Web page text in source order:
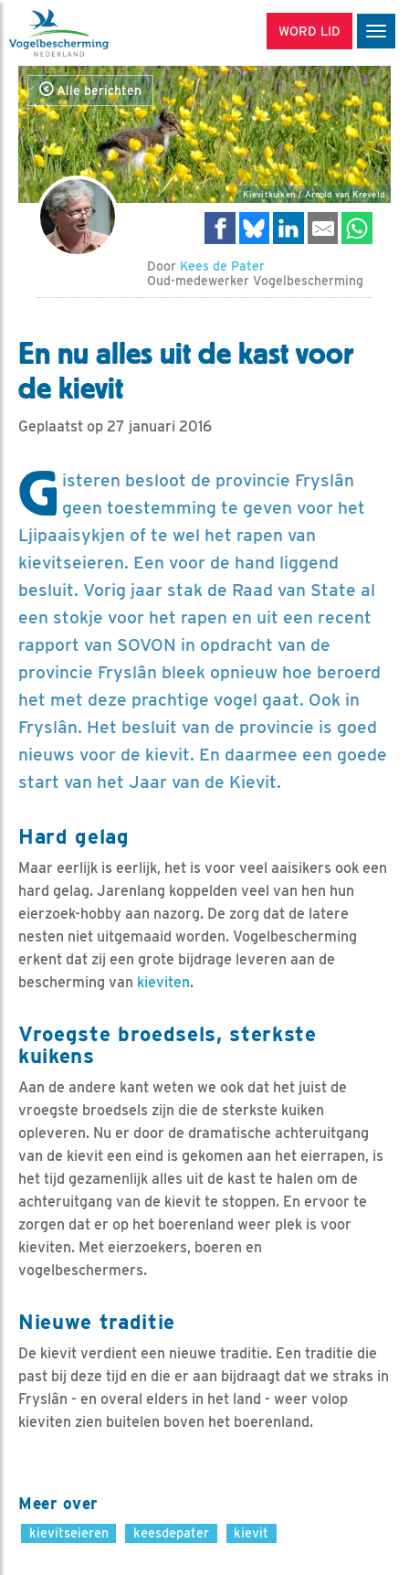
WORD LID
Alle berichten
Kievitkuiken / Arnold van Kreveld
Door Kees de Pater
Oud-medewerker Vogelbescherming
En nu alles uit de kast voor
de kievit
Geplaatst op 27 januari 2016
G isteren besloot de provincie Fryslân
geen toestemming te geven voor het
Ljipaaisykjen of te wel het rapen van
kievitseieren. Een voor de hand liggend
besluit. Vorig jaar stak de Raad van State al
een stokje voor het rapen en uit een recent
rapport van SOVON in opdracht van de
provincie Fryslân bleek opnieuw hoe beroerd
het met deze prachtige vogel gaat. Ook in
Fryslân. Het besluit van de provincie is goed
nieuws voor de kievit. En daarmee een goede
start van het Jaar van de Kievit.
Hard gelag
Maar eerlijk is eerlijk, het is voor veel aaisikers ook een
hard gelag. Jarenlang koppelden veel van hen hun
eierzoek-hobby aan nazorg. De zorg dat de latere
nesten niet uitgemaaid worden. Vogelbescherming
erkent dat zij een grote bijdrage leveren aan de
bescherming van kieviten.
Vroegste broedsels, sterkste
kuikens
Aan de andere kant weten we ook dat het juist de
vroegste broedsels zijn die de sterkste kuiken
opleveren. Nu er door de dramatische achteruitgang
van de kievit een eind is gekomen aan het eierrapen, is
het tijd gezamenlijk alles uit de kast te halen om de
achteruitgang van de kievit te stoppen. En ervoor te
zorgen dat er op het boerenland weer plek is voor
kieviten. Met eierzoekers, boeren en
vogelbeschermers.
Nieuwe traditie
De kievit verdient een nieuwe traditie. Een traditie die
past bij deze tijd en die er aan bijdraagt dat we straks in
Fryslân - en overal elders in het land - weer volop
kieviten zien buitelen boven het boerenland.
Meer over
kievitseieren keesdepater kievit